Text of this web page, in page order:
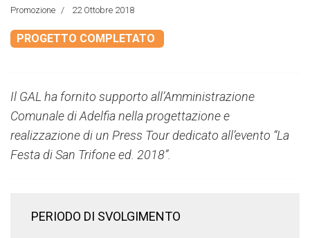
Promozione 22 Ottobre 2018
PROGETTO COMPLETATO
Il GAL ha fornito supporto all’Amministrazione
Comunale di Adelfia nella progettazione e
realizzazione di un Press Tour dedicato all’evento “La
Festa di San Trifone ed. 2018”.
PERIODO DI SVOLGIMENTO